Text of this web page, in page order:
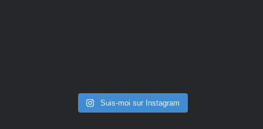
Suis-moi sur Instagram